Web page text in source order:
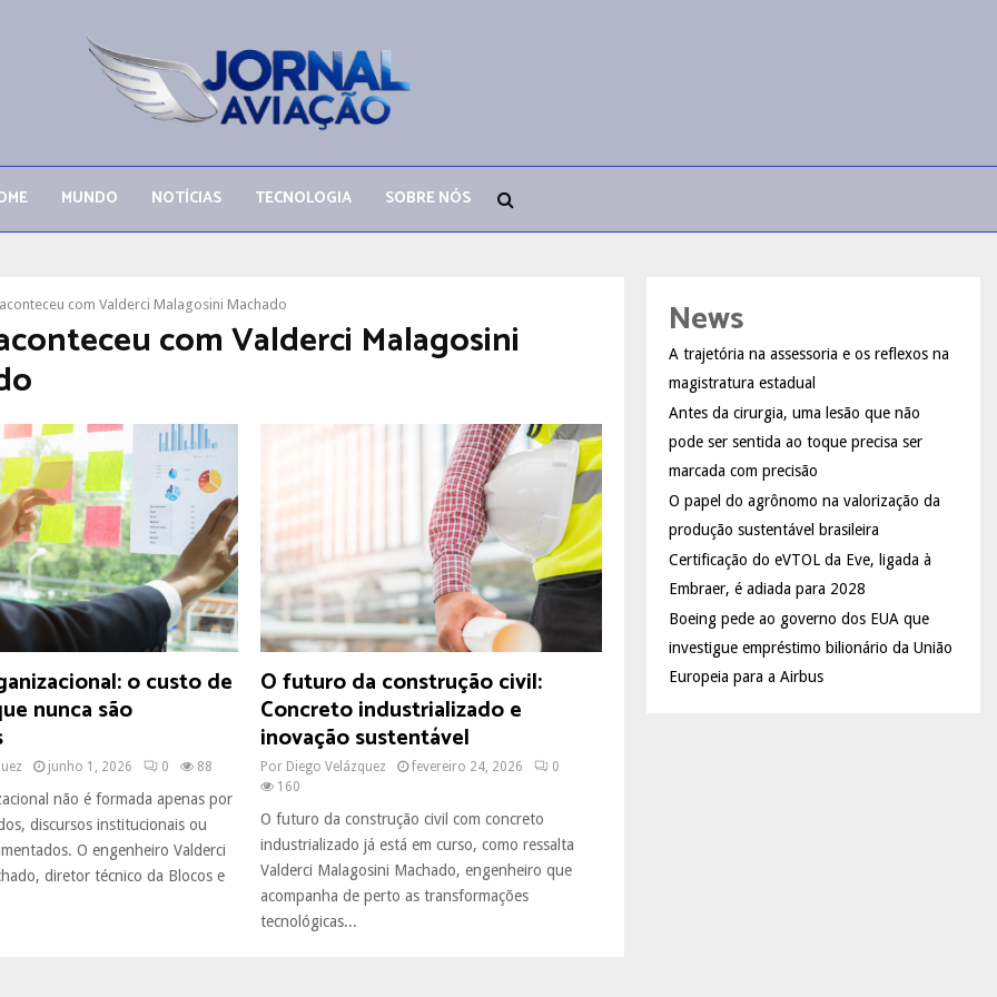
MUNDO NOTÍCIAS TECNOLOGIA SOBRE NÓS
com Valderci Malagosini Machado
com Valderci Malagosini
o custo de
nunca são
junho 1, 2026 0 88
não é formada apenas por
discursos institucionais ou
O engenheiro Valderci
diretor técnico da Blocos e
O futuro da construção civil:
Concreto industrializado e
inovação sustentável
Por Diego Velázquez fevereiro 24, 2026
0
160
O futuro da construção civil com concreto
industrializado já está em curso, como ressalta
Valderci Malagosini Machado, engenheiro que
acompanha de perto as transformações
tecnológicas...
News
A trajetória na assessoria e os reflexos na
magistratura estadual
Antes da cirurgia, uma lesão que não
pode ser sentida ao toque precisa ser
marcada com precisão
O papel do agrônomo na valorização da
produção sustentável brasileira
Certificação do eVTOL da Eve, ligada à
Embraer, é adiada para 2028
Boeing pede ao governo dos EUA que
investigue empréstimo bilionário da União
Europeia para a Airbus